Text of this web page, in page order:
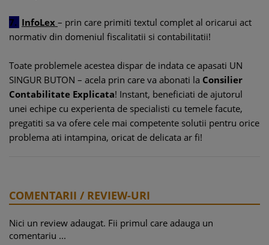
7. InfoLex – prin care primiti textul complet al oricarui act
normativ din domeniul fiscalitatii si contabilitatii!
Toate problemele acestea dispar de indata ce apasati UN
SINGUR BUTON – acela prin care va abonati la Consilier
Contabilitate Explicata! Instant, beneficiati de ajutorul
unei echipe cu experienta de specialisti cu temele facute,
pregatiti sa va ofere cele mai competente solutii pentru orice
problema ati intampina, oricat de delicata ar fi!
COMENTARII / REVIEW-URI
Nici un review adaugat. Fii primul care adauga un
comentariu ...